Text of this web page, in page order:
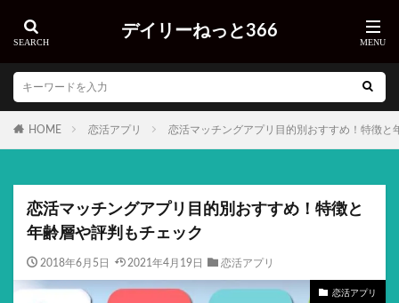
デイリーねっと366
HOME 恋活アプリ 恋活マッチングアプリ目的別おすすめ！特徴と
恋活マッチングアプリ目的別おすすめ！特徴と
年齢層や評判もチェック
2018年6月5日 2021年4月19日 恋活アプリ
恋活アプリ